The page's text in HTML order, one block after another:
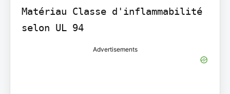
Matériau Classe d'inflammabilité
selon UL 94
Advertisements